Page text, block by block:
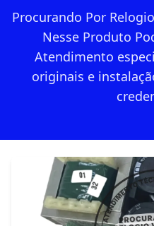
Procurando Por
Nesse Produto
Atendimento
originais e